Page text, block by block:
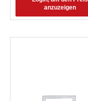
anzuzeigen